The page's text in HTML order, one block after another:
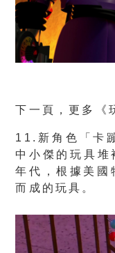
下一頁，更多《
11.新角色「卡
中小傑的玩具
年代，根據美
而成的玩具。